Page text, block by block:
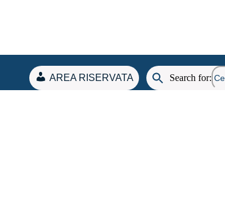
AREA RISERVATA Search for: